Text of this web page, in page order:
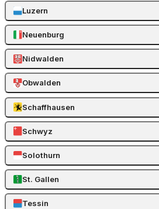
Luzern
Neuenburg
Nidwalden
Obwalden
Schaffhausen
Schwyz
Solothurn
St. Gallen
Tessin